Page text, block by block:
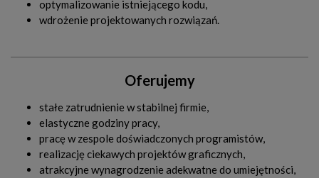
optymalizowanie istniejącego kodu,
wdrożenie projektowanych rozwiązań.
Oferujemy
stałe zatrudnienie w stabilnej firmie,
elastyczne godziny pracy,
pracę w zespole doświadczonych programistów,
realizację ciekawych projektów graficznych,
atrakcyjne wynagrodzenie adekwatne do umiejętności,